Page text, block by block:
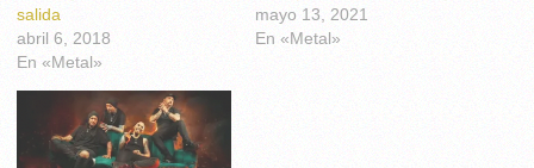
salida
abril 6, 2018
En «Metal»
mayo 13, 2021
En «Metal»